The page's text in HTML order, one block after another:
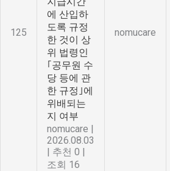
125
에 산입하
도록 규정
한 것이 상
위 법령인
｢공무원 수
당 등에 관
한 규정｣에
위배되는
지 여부
nomucare |
2026.08.03
| 추천 0 |
조회 16
nomucare